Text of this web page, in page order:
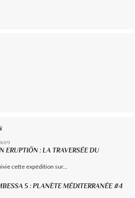
ERUPTIÖN : LA TRAVERSÉE DU
cette expédition sur...
5 : PLANÈTE MÉDITERRANÉE #4